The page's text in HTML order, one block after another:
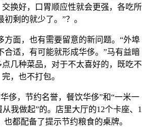
换好，口胃顺应性就会更强，各吃所
初剩的就少了。”？。
面，也有需要留意的新问题。“外埠
合适，有可能就形成华侈。”马有益暗
几种菜品，对于不太喜好的，既吃不
完，也不打包。
，节约名誉，餐饮华侈”和“一米一
我做起”的。店里大厅的12个卡座、1
都配备了提示节约粮食的桌牌。